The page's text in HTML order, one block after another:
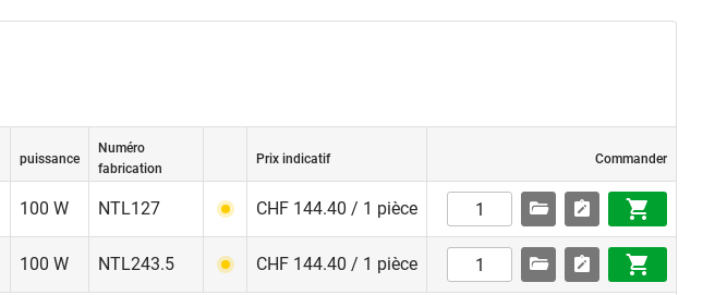
puissance
Numéro
fabrication
Prix indicatif Commander
100 W NTL127 CHF 144.40 / 1 pièce
100 W NTL243.5 CHF 144.40 / 1 pièce